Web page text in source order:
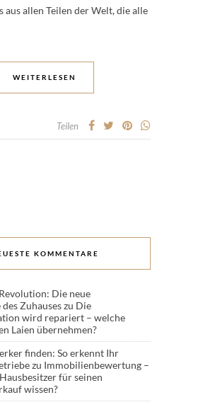
aus allen Teilen der Welt, die alle
WEITERLESEN
Teilen
KOMMENTARE
Die neue
Zuhauseszu Die
wird repariert – welche
Laien übernehmen?
finden: So erkennt Ihr
zu Immobilienbewertung –
für seinen
wissen?